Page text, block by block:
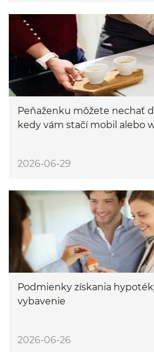
Peňaženku môžete nechať
kedy vám stačí mobil alebo
2026-06-29
Podmienky získania
vybavenie
2026-06-26